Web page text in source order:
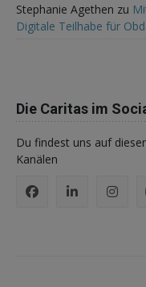
Stephanie Agethen zu
Digitale Teilhabe für
Die Caritas im
Du findest uns auf
Kanälen